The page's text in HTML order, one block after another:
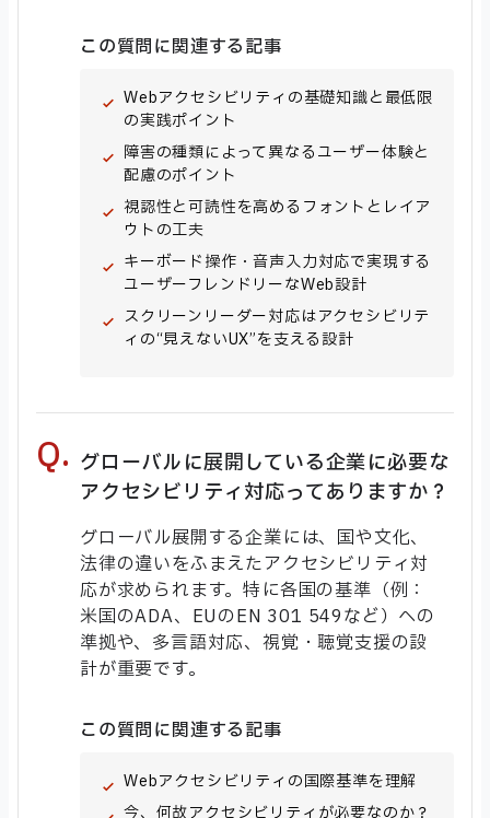
この質問に関連する記事
Webアクセシビリティの基礎知識と最低限
の実践ポイント
障害の種類によって異なるユーザー体験と
配慮のポイント
視認性と可読性を高めるフォントとレイア
ウトの工夫
キーボード操作・音声入力対応で実現する
ユーザーフレンドリーなWeb設計
スクリーンリーダー対応はアクセシビリテ
ィの“見えないUX”を支える設計
グローバルに展開している企業に必要な
アクセシビリティ対応ってありますか？
グローバル展開する企業には、国や文化、
法律の違いをふまえたアクセシビリティ対
応が求められます。特に各国の基準（例：
米国のADA、EUのEN 301 549など）への
準拠や、多言語対応、視覚・聴覚支援の設
計が重要です。
この質問に関連する記事
Webアクセシビリティの国際基準を理解
今、何故アクセシビリティが必要なのか？